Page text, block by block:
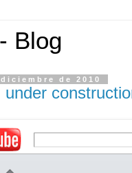
Blog
de 2010
under